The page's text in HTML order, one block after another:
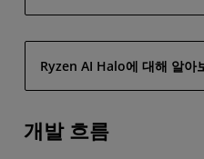
Ryzen AI Halo에 대해 알아
개발 흐름